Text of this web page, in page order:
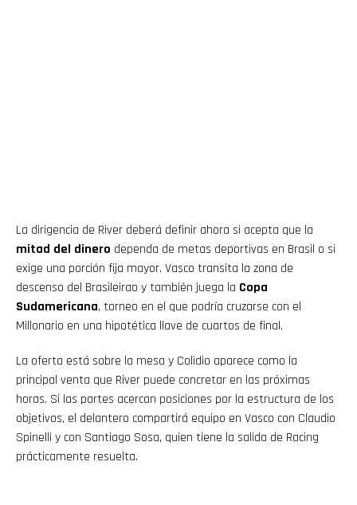
La dirigencia de River deberá definir ahora si acepta que la
mitad del dinero dependa de metas deportivas en Brasil o si
exige una porción fija mayor. Vasco transita la zona de
descenso del Brasileirao y también juega la Copa
Sudamericana, torneo en el que podría cruzarse con el
Millonario en una hipotética llave de cuartos de final.
La oferta está sobre la mesa y Colidio aparece como la
principal venta que River puede concretar en las próximas
horas. Si las partes acercan posiciones por la estructura de los
objetivos, el delantero compartirá equipo en Vasco con Claudio
Spinelli y con Santiago Sosa, quien tiene la salida de Racing
prácticamente resuelta.